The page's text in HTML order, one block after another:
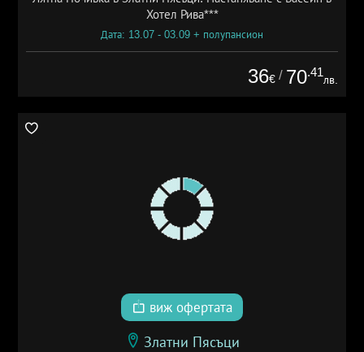
Хотел Рива***
Дата: 13.07 - 03.09 + полупансион
36€ / 70.41
лв.
виж офертата
Златни Пясъци